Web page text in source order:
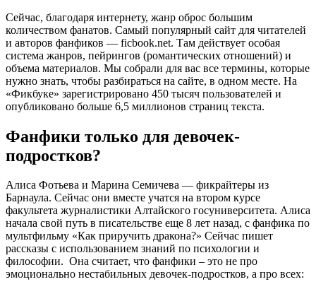
Сейчас, благодаря интернету, жанр оброс большим
количеством фанатов. Самый популярный сайт для читателей
и авторов фанфиков — ficbook.net. Там действует особая
система жанров, пейрингов (романтических отношений) и
объема материалов. Мы собрали для вас все термины, которые
нужно знать, чтобы разбираться на сайте, в одном месте. На
«Фикбуке» зарегистрировано 450 тысяч пользователей и
опубликовано больше 6,5 миллионов страниц текста.
Фанфики только для девочек-
подростков?
Алиса Фотьева и Марина Семичева — фикрайтеры из
Барнаула. Сейчас они вместе учатся на втором курсе
факультета журналистики Алтайского госуниверситета. Алиса
начала свой путь в писательстве еще 8 лет назад, с фанфика по
мультфильму «Как приручить дракона?» Сейчас пишет
рассказы с использованием знаний по психологии и
философии. Она считает, что фанфики – это не про
эмоционально нестабильных девочек-подростков, а про всех: